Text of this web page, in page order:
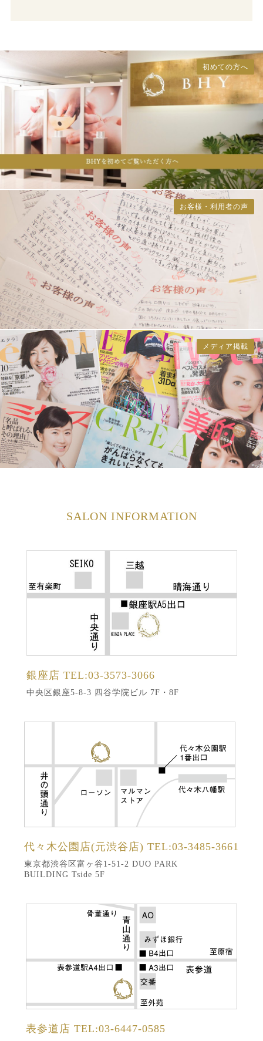
初めての方へ
お客様・利用者の声
メディア掲載
SALON INFORMATION
銀座店 TEL:03-3573-3066
中央区銀座5-8-3 四谷学院ビル 7F・8F
代々木公園店(元渋谷店) TEL:03-3485-3661
東京都渋谷区富ヶ谷1-51-2 DUO PARK
BUILDING Tside 5F
表参道店 TEL:03-6447-0585